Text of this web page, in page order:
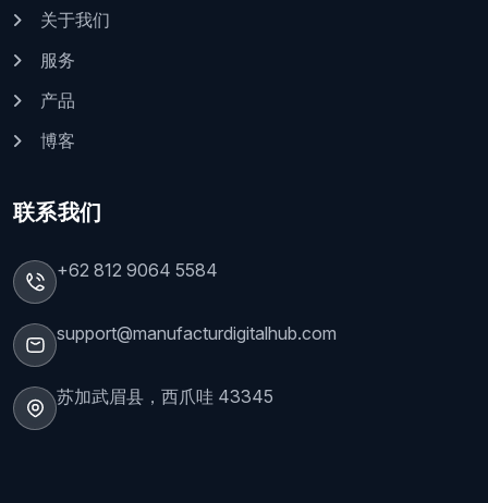
关于我们
服务
产品
博客
联系我们
+62 812 9064 5584
support@manufacturdigitalhub.com
苏加武眉县，西爪哇 43345